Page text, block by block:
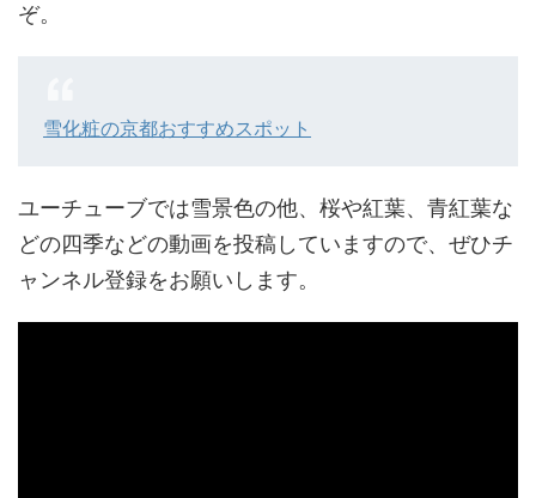
ぞ。
雪化粧の京都おすすめスポット
ユーチューブでは雪景色の他、桜や紅葉、青紅葉な
どの四季などの動画を投稿していますので、ぜひチ
ャンネル登録をお願いします。